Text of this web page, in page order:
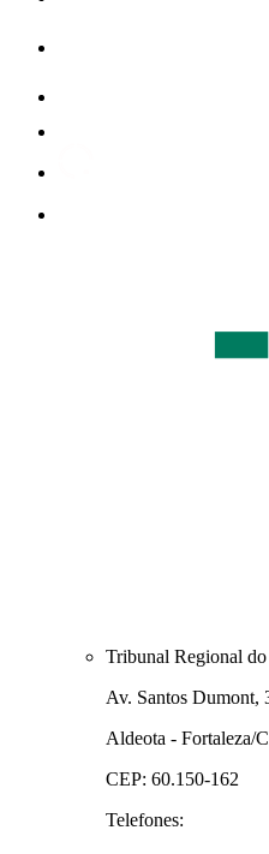
Tribunal Regional
Av. Santos Dumont,
Aldeota - Fortaleza/
CEP: 60.150-162
Telefones: